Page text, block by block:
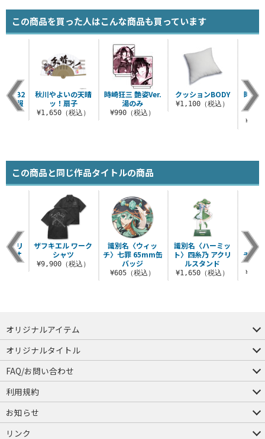
この商品を買った人はこんな商品も買っています
時崎狂三 艶姿Ver.
湯のみ
¥990（税込）
クッションBODY
¥1,100（税込）
時崎
“に
三 B2
私服
秋川やよいの天晴
ッ！扇子
¥1,650（税込）
この商品と同じ作品タイトルの商品
識別名〈ウィッ
チ〉七罪 65mm缶
バッジ
¥605（税込）
識別名〈ハーミッ
ト〉四糸乃 アクリ
ルスタンド
¥1,650（税込）
識別
チ〉
ブリ
タオ
ザフキエル ワーク
シャツ
¥9,900（税込）
オリジナルアイテム
つままれ
つかまれ
ピョコッテ
オリジナルタイトル
アイテムヤ
ミスカトニック大學購買部
FAQ/お問い合わせ
FAQ
お問い合わせ
利用規約
会員規約・ポイント規約
特定商取引法に関する表示
プライバシーポリシー
お知らせ
店舗情報
採用情報
発売日変更のお知らせ
販売代理店・取扱店募集
海外のご案内（English）
リンク